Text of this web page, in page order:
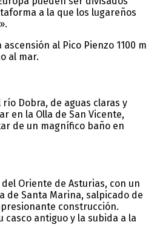
a la que los lugareños
al Pico Pienzo 1100 m
al mar.
Dobra, de aguas claras y
en la Olla de San Vicente,
de un magnífico baño en
Oriente de Asturias, con un
de Santa Marina, salpicado de
construcción.
casco antiguo y la subida a la